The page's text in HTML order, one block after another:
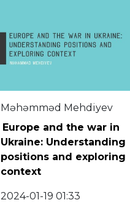
Məhəmməd Mehdiyev
Europe and the war in
Ukraine: Understanding
positions and exploring
context
2024-01-19 01:33